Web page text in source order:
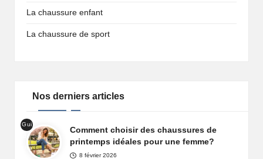
La chaussure enfant
La chaussure de sport
Nos derniers articles
Gui
de
cha
Comment choisir des chaussures de
printemps idéales pour une femme?
8 février 2026